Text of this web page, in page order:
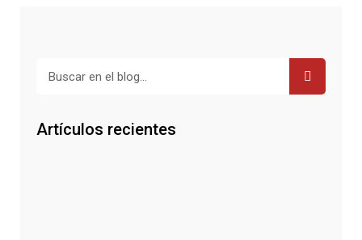
Artículos recientes